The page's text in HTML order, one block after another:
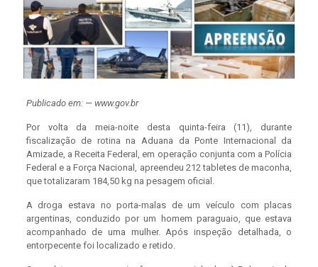
Publicado em: — www.gov.br
Por volta da meia-noite desta quinta-feira (11), durante
fiscalização de rotina na Aduana da Ponte Internacional da
Amizade, a Receita Federal, em operação conjunta com a Polícia
Federal e a Força Nacional, apreendeu 212 tabletes de maconha,
que totalizaram 184,50 kg na pesagem oficial.
A droga estava no porta-malas de um veículo com placas
argentinas, conduzido por um homem paraguaio, que estava
acompanhado de uma mulher. Após inspeção detalhada, o
entorpecente foi localizado e retido.